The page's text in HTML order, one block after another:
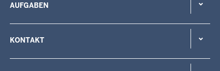
AUFGABEN
KONTAKT